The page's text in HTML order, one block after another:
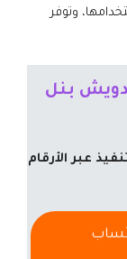
وتوفر
بنل
عبر الأرقام